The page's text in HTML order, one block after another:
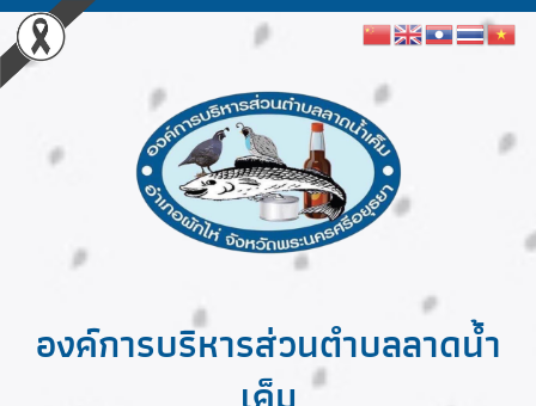
องค์การบริหารส่วนตำบลลาดน้ำ